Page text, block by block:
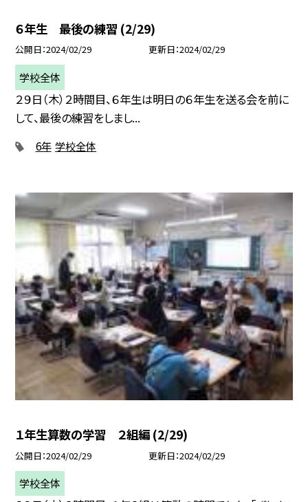
６年生 最後の練習 (2/29)
公開日 2024/02/29 更新日 2024/02/29
学校全体
２９日（木）２時間目、６年生は明日の６年生を送る会を前に
して、最後の練習をしまし...
6年 学校全体
１年生算数の学習 ２組編 (2/29)
公開日 2024/02/29 更新日 2024/02/29
学校全体